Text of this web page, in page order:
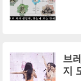
브
지